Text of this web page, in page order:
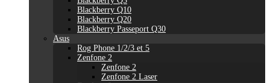
Blackberry Q10
Blackberry Q20
Blackberry Passeport Q30
Asus
Rog Phone 1/2/3 et 5
Zenfone 2
Zenfone 2
Zenfone 2 Laser